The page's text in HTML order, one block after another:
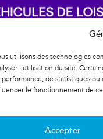
utilisons des technologies
l’utilisation du site.
performance, de statistiques ou
le fonctionnement de
Accepter